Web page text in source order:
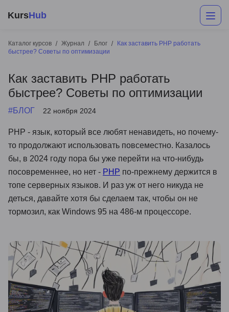
KursHub
Каталог курсов Журнал Блог
Как заставить PHP работать
быстрее? Советы по оптимизации
Как заставить PHP работать
быстрее? Советы по оптимизации
#БЛОГ 22 ноября 2024
PHP - язык, который все любят ненавидеть, но почему-
то продолжают использовать повсеместно. Казалось
бы, в 2024 году пора бы уже перейти на что-нибудь
посовременнее, но нет - PHP по-прежнему держится в
топе серверных языков. И раз уж от него никуда не
деться, давайте хотя бы сделаем так, чтобы он не
тормозил, как Windows 95 на 486-м процессоре.
Маркетинг
Дизайн
Аналитика
Иностранные языки
Soft Skills
ДПО
Детям